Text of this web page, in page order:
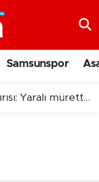
Samsunspor
Samsun'a getirildi